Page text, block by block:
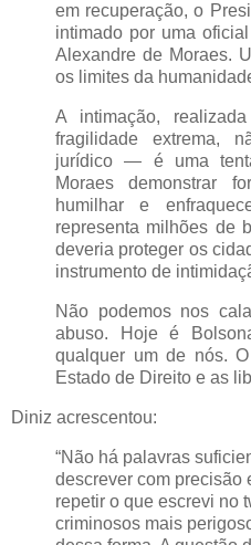
em recuperação, o
intimado por uma
Alexandre de Moraes.
os limites da
A intimação,
fragilidade extrema,
jurídico — é uma
Moraes demonstrar
humilhar e
representa milhões de
deveria proteger os
instrumento de
Não podemos nos
abuso. Hoje é
qualquer um de nós.
Estado de Direito e as
Diniz acrescentou:
“Não há palavras
descrever com precisão
repetir o que escrevi no
criminosos mais